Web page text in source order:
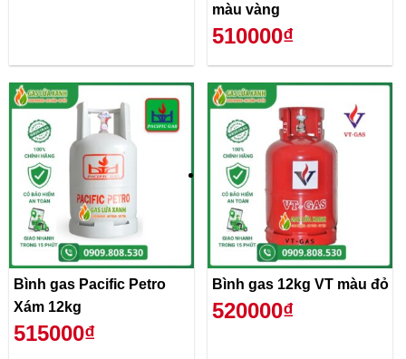
màu vàng
510000₫
Bình gas Pacific Petro
Xám 12kg
515000₫
Bình gas 12kg VT màu đỏ
520000₫